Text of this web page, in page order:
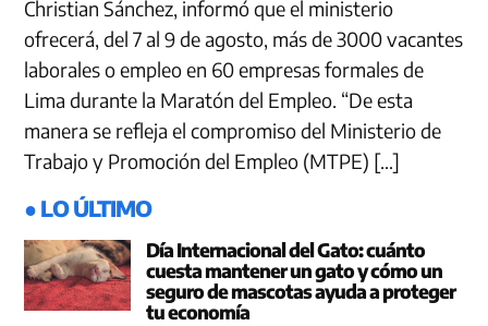
Christian Sánchez, informó que el ministerio
ofrecerá, del 7 al 9 de agosto, más de 3000 vacantes
laborales o empleo en 60 empresas formales de
Lima durante la Maratón del Empleo. “De esta
manera se refleja el compromiso del Ministerio de
Trabajo y Promoción del Empleo (MTPE) […]
● LO ÚLTIMO
Día Internacional del Gato: cuánto
cuesta mantener un gato y cómo un
seguro de mascotas ayuda a proteger
tu economía